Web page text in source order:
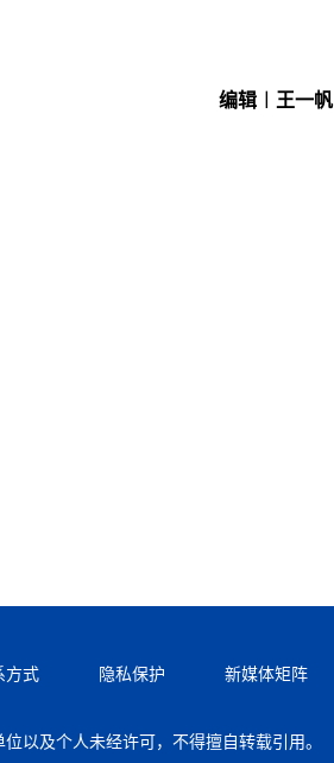
编辑︱王一帆
方式 隐私保护 新媒体矩阵
以及个人未经许可，不得擅自转载引用。